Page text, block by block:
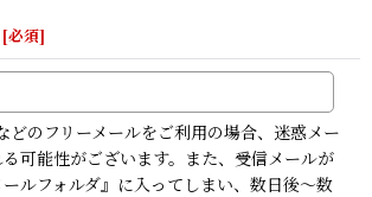
[必須]
のフリーメールをご利用の場合、迷惑メー
可能性がございます。また、受信メールが
ルフォルダ』に入ってしまい、数日後〜数